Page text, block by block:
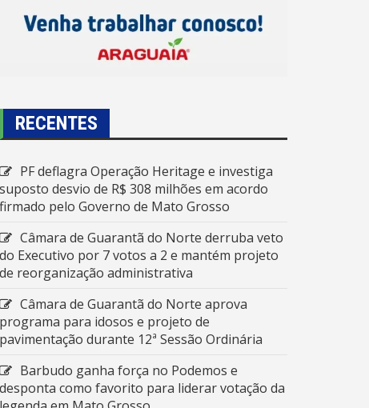
RECENTES
PF deflagra Operação Heritage e investiga
suposto desvio de R$ 308 milhões em acordo
firmado pelo Governo de Mato Grosso
Câmara de Guarantã do Norte derruba veto
do Executivo por 7 votos a 2 e mantém projeto
de reorganização administrativa
Câmara de Guarantã do Norte aprova
programa para idosos e projeto de
pavimentação durante 12ª Sessão Ordinária
Barbudo ganha força no Podemos e
desponta como favorito para liderar votação da